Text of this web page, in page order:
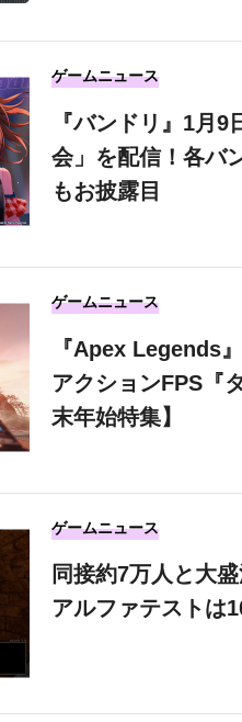
ゲームニュース
『バンドリ』1月
会」を配信！各バ
もお披露目
ゲームニュース
『Apex Legends
アクションFPS『
末年始特集】
ゲームニュース
同接約7万人と大
アルファテストは